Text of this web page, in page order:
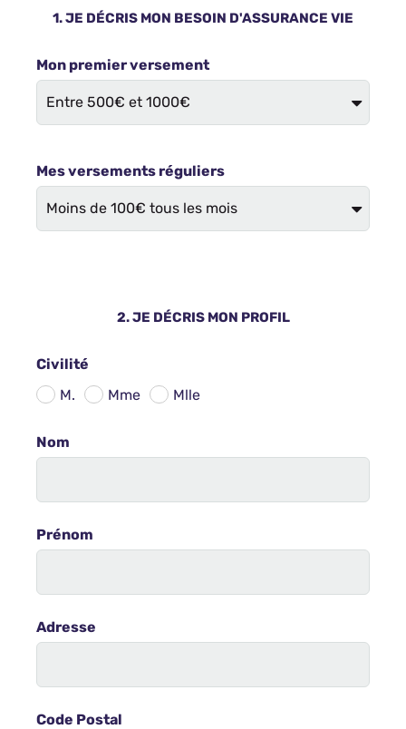
1. JE DÉCRIS MON BESOIN D'ASSURANCE VIE
Mon premier versement
Mes versements réguliers
2. JE DÉCRIS MON PROFIL
Civilité
M.
Mme Mlle
Nom
Prénom
Adresse
Code Postal